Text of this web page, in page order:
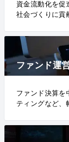
資金流動化を促
社会づくりに貢
ファンド運
ファンド決算を
ティングなど、